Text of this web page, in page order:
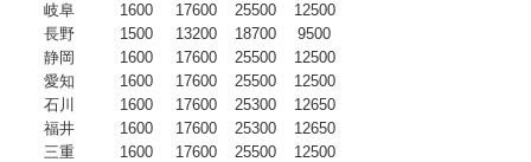
岐阜
1600 17600 25500
12500
長野
1500 13200 18700
9500
静岡
1600 17600 25500
12500
愛知
1600 17600 25500
12500
石川
1600 17600 25300
12650
福井
1600 17600 25300
12650
三重
1600 17600 25500
12500